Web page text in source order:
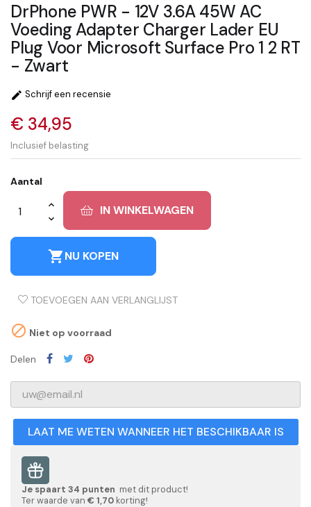
DrPhone PWR - 12V 3.6A 45W AC
Voeding Adapter Charger Lader EU
Plug Voor Microsoft Surface Pro 1 2 RT
- Zwart
 Schrijf een recensie
€ 34,95
Inclusief belasting
Aantal
IN WINKELWAGEN
shopping_cartNU KOPEN
TOEVOEGEN AAN VERLANGLIJST
 Niet op voorraad
Delen
LAAT ME WETEN WANNEER HET BESCHIKBAAR IS
Je spaart 34 punten met dit product!
Ter waarde van € 1,70 korting!